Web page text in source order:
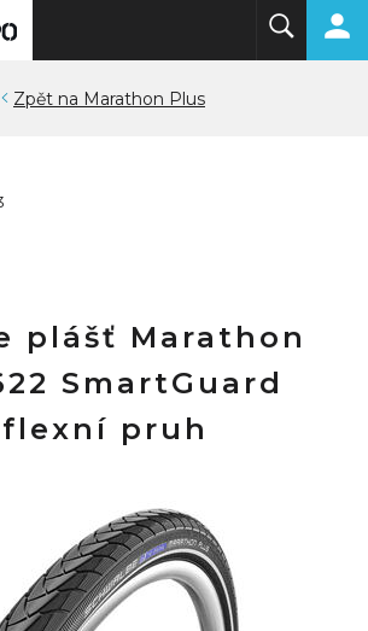
Marathon Plus
plášť Marathon
SmartGuard
pruh